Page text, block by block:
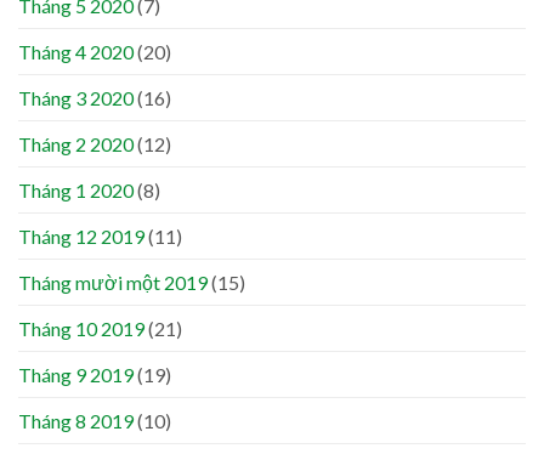
Tháng 5 2020(7)
Tháng 4 2020(20)
Tháng 3 2020(16)
Tháng 2 2020(12)
Tháng 1 2020(8)
Tháng 12 2019(11)
Tháng mười một 2019(15)
Tháng 10 2019(21)
Tháng 9 2019(19)
Tháng 8 2019(10)